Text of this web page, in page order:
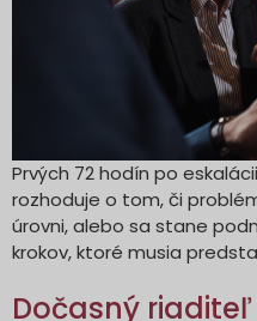
Prvých 72 hodín po
rozhoduje o tom, či
úrovni, alebo sa stane
krokov, ktoré musia
Dočasný